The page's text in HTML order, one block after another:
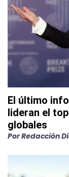
El último
lideran el
globales
PorRedacción